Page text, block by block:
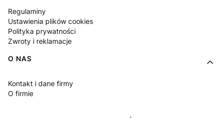
Regulaminy
Ustawienia plików cookies
Polityka prywatności
Zwroty i reklamacje
O NAS
Kontakt i dane firmy
O firmie